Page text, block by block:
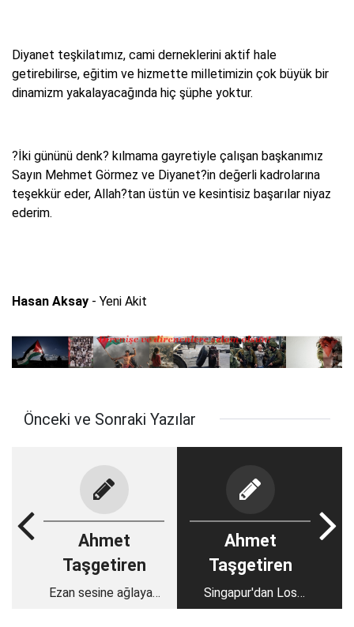
Diyanet teşkilatımız, cami derneklerini aktif hale
getirebilirse, eğitim ve hizmette milletimizin çok büyük bir
dinamizm yakalayacağında hiç şüphe yoktur.
?İki gününü denk? kılmama gayretiyle çalışan başkanımız
Sayın Mehmet Görmez ve Diyanet?in değerli kadrolarına
teşekkür eder, Allah?tan üstün ve kesintisiz başarılar niyaz
ederim.
Hasan Aksay - Yeni Akit
Önceki ve Sonraki Yazılar
Ahmet
Taşgetiren
Ezan sesine ağlayan
Ahmet
Taşgetiren
Singapur'dan Los
Angeles'a...